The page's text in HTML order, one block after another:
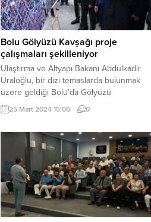
Bolu Gölyüzü Kavşağı proje
çalışmaları şekilleniyor
Ulaştırma ve Altyapı Bakanı Abdulkadir
Uraloğlu, bir dizi temaslarda bulunmak
üzere geldiği Bolu’da Gölyüzü
Kavşağı’nda incelemelerde bulundu
BOLU (İGFA) – Ulaştırma ve Altyapı
ulaşım ve iletişim altyapısı için 54 milyar
lira yatırım gerçekleştirdiklerini ve 7,6
milyar liralık 14 karayolu projesine de
devam ettiklerini belirterek, Bolu’nun
bölünmüş...
25 Mart 2024 15:06 0